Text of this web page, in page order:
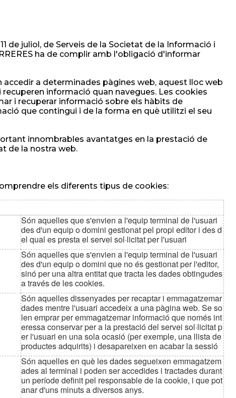
de juliol, de Serveis de la Societat de la Informació i
ha de complir amb l'obligació d'informar
a determinades pàgines web, aquest lloc web
informació quan navegues. Les cookies
i recuperar informació sobre els hàbits de
que contingui i de la forma en què utilitzi el seu
innombrables avantatges en la prestació de
de la nostra web.
els diferents tipus de cookies:
Són aquelles que s'envien a l'equip terminal de l'usuari
des d'un equip o domini gestionat pel propi editor i des d
el qual es presta el servei sol·licitat per l'usuari
Són aquelles que s'envien a l'equip terminal de l'usuari
des d'un equip o domini que no és gestionat per l'editor,
sinó per una altra entitat que tracta les dades obtingudes
a través de les cookies.
Són aquelles dissenyades per recaptar i emmagatzemar
dades mentre l'usuari accedeix a una pàgina web. Se so
len emprar per emmagatzemar informació que només int
eressa conservar per a la prestació del servei sol·licitat p
er l'usuari en una sola ocasió (per exemple, una llista de
productes adquirits) i desapareixen en acabar la sessió
Són aquelles en què les dades segueixen emmagatzem
ades al terminal i poden ser accedides i tractades durant
un període definit pel responsable de la cookie, i que pot
anar d'uns minuts a diversos anys.